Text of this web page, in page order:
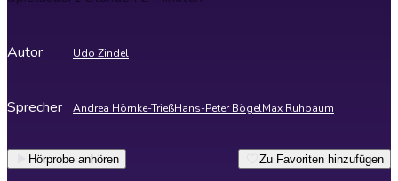
Autor Udo Zindel
Sprecher Andrea Hörnke-TrießHans-Peter BögelMax Ruhbaum
Hörprobe anhören Zu Favoriten hinzufügen